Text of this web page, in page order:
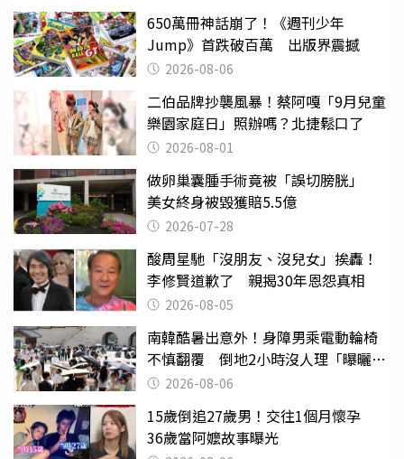
650萬冊神話崩了！《週刊少年
Jump》首跌破百萬 出版界震撼
2026-08-06
二伯品牌抄襲風暴！蔡阿嘎「9月兒童
樂園家庭日」照辦嗎？北捷鬆口了
2026-08-01
做卵巢囊腫手術竟被「誤切膀胱」
美女終身被毀獲賠5.5億
2026-07-28
酸周星馳「沒朋友、沒兒女」挨轟！
李修賢道歉了 親揭30年恩怨真相
2026-08-05
南韓酷暑出意外！身障男乘電動輪椅
不慎翻覆 倒地2小時沒人理「曝曬
亡」2026-08-06
15歲倒追27歲男！交往1個月懷孕
36歲當阿嬤故事曝光